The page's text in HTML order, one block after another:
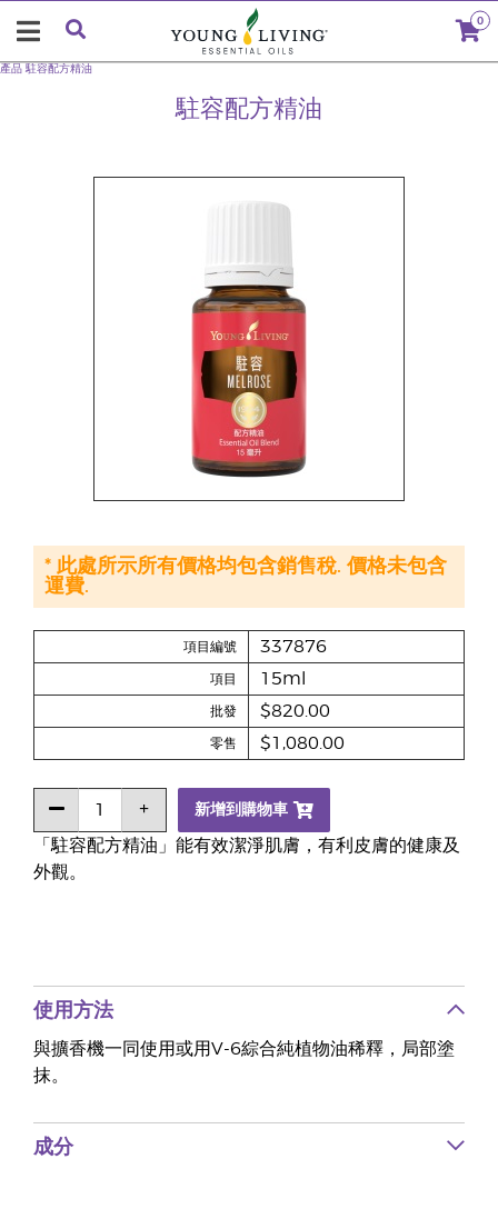
0
駐容配方精油
產品 駐容配方精油
「駐容配方精油」能有效潔淨肌膚，有利皮膚的健康及
外觀。
項目編號 337876
項目 15ml
批發 $820.00
零售 $1,080.00
新增到購物車
* 此處所示所有價格均包含銷售稅. 價格未包含
運費.
使用方法
與擴香機一同使用或用V-6綜合純植物油稀釋，局部塗
抹。
成分